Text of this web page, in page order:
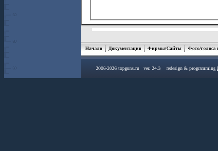
Начало Документация Фирмы/Сайты Фото/голоса
2006-2026 topguns.ru ver. 24.3 redesign & programming